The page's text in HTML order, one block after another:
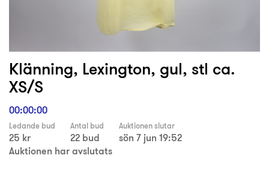
Klänning, Lexington, gul, stl ca.
XS/S
00:00:00
Ledande bud
25 kr
Antal bud
22 bud
Auktionen slutar
sön 7 jun 19:52
Auktionen har avslutats